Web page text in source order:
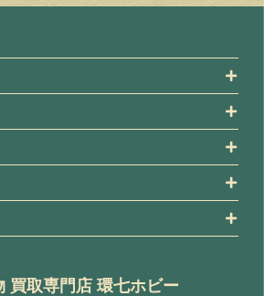
買取専門店 環七ホビー